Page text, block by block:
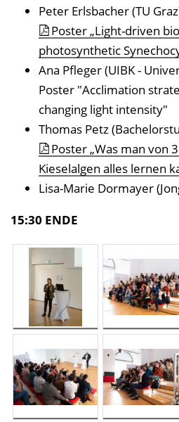
Peter Erlsbacher (TU
Poster „Light-driven
photosynthetic
Ana Pfleger (UIBK -
Poster "Acclimation
changing light intensity"
Thomas Petz
Poster „Was man von
Kieselalgen alles lernen
Lisa-Marie Dormayer
15:30 ENDE